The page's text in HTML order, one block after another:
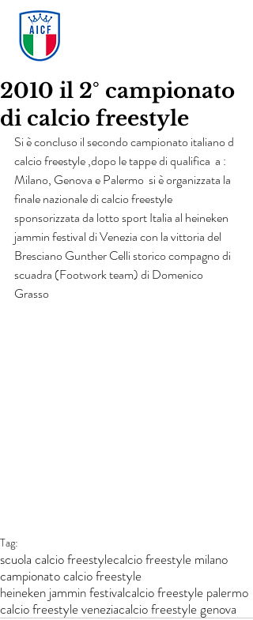
2010 il 2° campionato
di calcio freestyle
Si è concluso il secondo campionato italiano d
calcio freestyle ,dopo le tappe di qualifica  a :
Milano, Genova e Palermo  si è organizzata la
finale nazionale di calcio freestyle
sponsorizzata da lotto sport Italia al heineken
jammin festival di Venezia con la vittoria del
Bresciano Gunther Celli storico compagno di
scuadra (Footwork team) di Domenico
Grasso
Tag:
scuola calcio freestylecalcio freestyle milano
campionato calcio freestyle
heineken jammin festivalcalcio freestyle palermo
calcio freestyle veneziacalcio freestyle genova